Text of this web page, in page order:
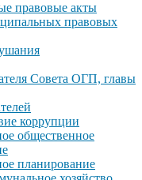
правовые акты
правовых
Совета ОГП, главы
коррупции
общественное
планирование